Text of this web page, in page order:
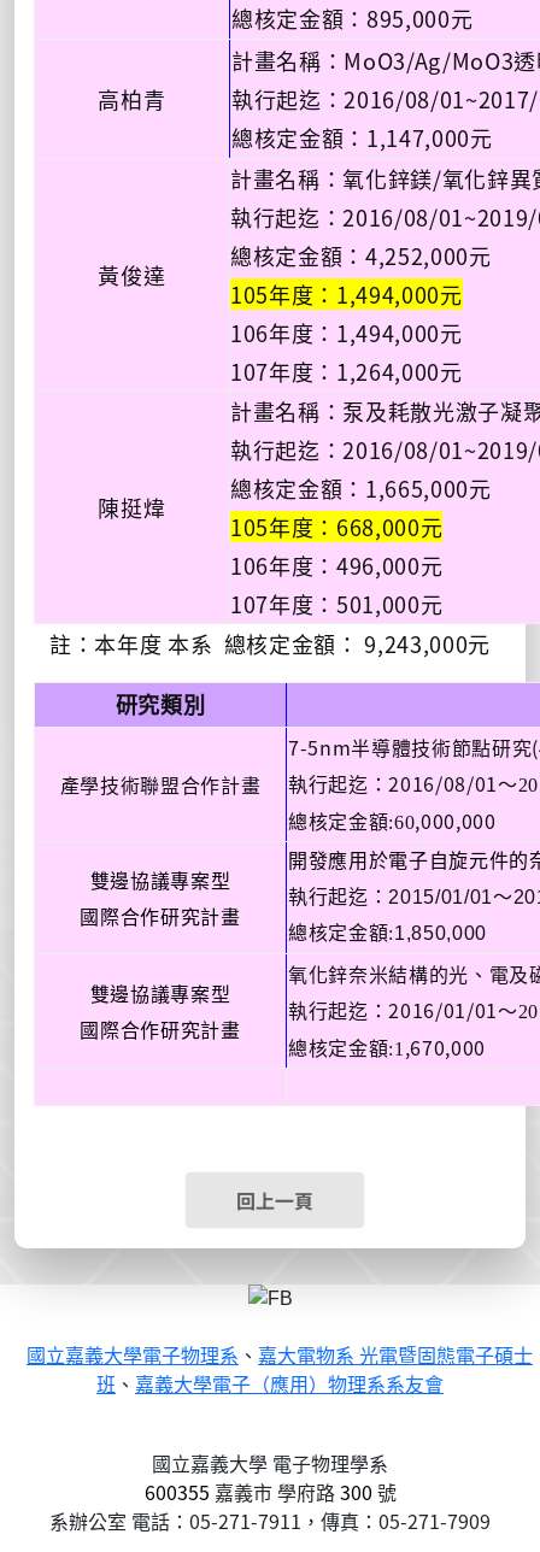
總核定金額：895,000元
高柏青
計畫名稱：MoO3/Ag/MoO3
執行起迄：2016/08/
總核定金額：1,147,000元
黃俊達
計畫名稱：氧化鋅鎂/氧化鋅
執行起迄：2016/08/
總核定金額：4,252,000元
105年度：1,494,000元
106年度：1,494,000元
107年度：1,264,000元
陳挺煒
計畫名稱：泵及耗散光激子凝
執行起迄：2016/08/
總核定金額：1,665,000元
105年度：668,000元
106年度：496,000元
107年度：501,000元
註：本年度 本系 總核定金額： 9,243,000元
研究類別
產學技術聯盟合作計畫
7-5nm半導體技術節點研究
執行起迄：2016/08/01～
總核定金額:60,000,000
雙邊協議專案型
國際合作研究計畫
開發應用於電子自旋元件的
執行起迄：2015/01/01～
總核定金額:1,850,000
雙邊協議專案型
國際合作研究計畫
氧化鋅奈米結構的光、電及
執行起迄：2016/01/01～
總核定金額:1 ,670,000
回上一頁
國立嘉義大學電子物理系 、 嘉大電物系 光電暨固態電子碩士
班 、 嘉義大學電子（應用）物理系系友會
國立嘉義大學 電子物理學系
600355 嘉義市學府路300 號
系辦公室 電話：05-271-7911，傳真：05-271-7909